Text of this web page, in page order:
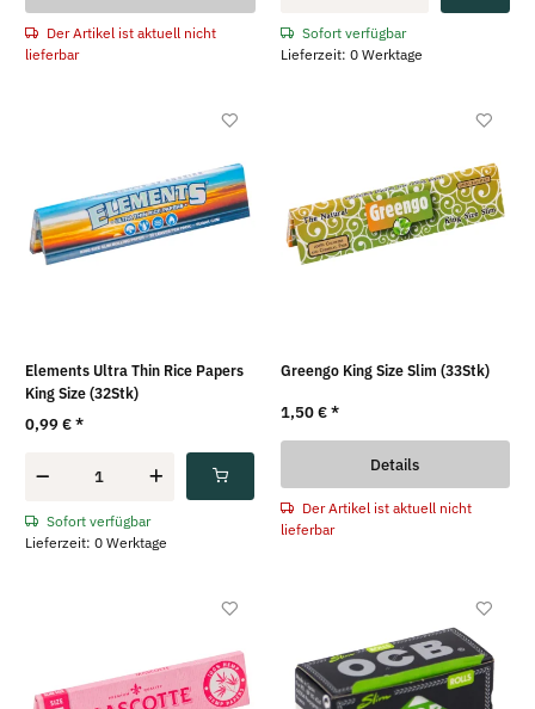
Der Artikel ist aktuell nicht
lieferbar
Sofort verfügbar
Lieferzeit: 0 Werktage
Elements Ultra Thin Rice Papers
King Size (32Stk)
0,99 €*
Sofort verfügbar
Lieferzeit: 0 Werktage
Greengo King Size Slim (33Stk)
1,50 €*
Details
Der Artikel ist aktuell nicht
lieferbar